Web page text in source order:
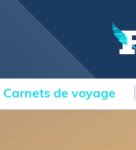
Carnets de voyage